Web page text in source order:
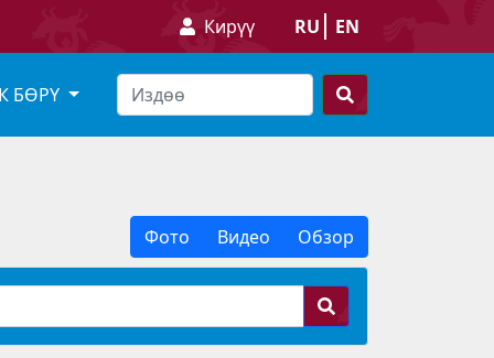
Кирүү RU EN
БӨРҮ
Фото Видео Обзор